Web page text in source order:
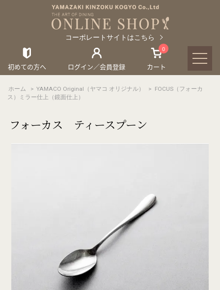
コーポレートサイトはこちら
初めての方へ ログイン／会員登録
0
カート
ホーム > YAMACO Original（ヤマコ オリジナル） > FOCUS（フォーカ
ス）ミラー仕上（鏡面仕上）
フォーカス ティースプーン